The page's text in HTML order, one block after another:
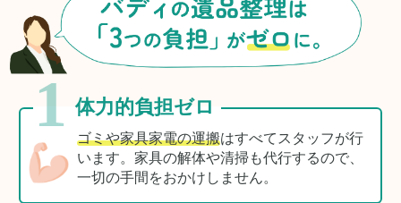
1 体力的負担ゼロ
ゴミや家具家電の運搬はすべてスタッフが行
います。家具の解体や清掃も代行するので、
一切の手間をおかけしません。